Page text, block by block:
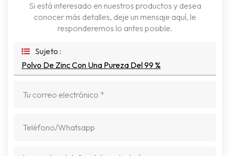
Si está interesado en nuestros productos y desea
conocer más detalles, deje un mensaje aquí, le
responderemos lo antes posible.
Sujeto :
Polvo De Zinc Con Una Pureza Del 99 %